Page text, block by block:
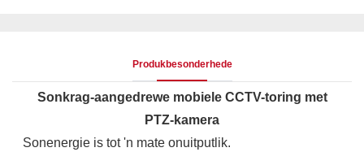
Produkbesonderhede
Sonkrag-aangedrewe mobiele CCTV-toring met
PTZ-kamera
Sonenergie is tot 'n mate onuitputlik.